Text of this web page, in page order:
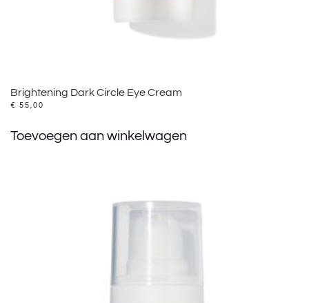
Brightening Dark Circle Eye Cream
€ 55,00
Toevoegen aan winkelwagen